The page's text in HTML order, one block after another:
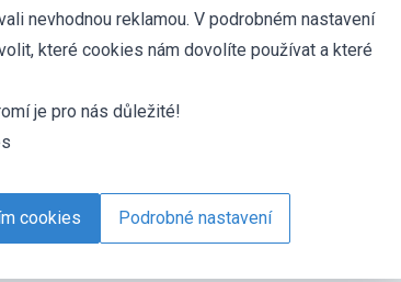
nevhodnou reklamou. V podrobném nastavení
které cookies nám dovolíte používat a které
je pro nás důležité!
cookies Podrobné nastavení